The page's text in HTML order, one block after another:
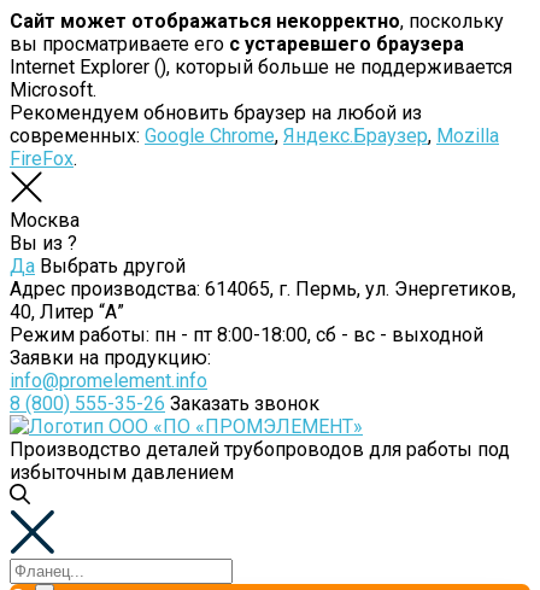
Сайт может отображаться некорректно, поскольку
вы просматриваете его с устаревшего браузера
Internet Explorer (), который больше не поддерживается
Microsoft.
Рекомендуем обновить браузер на любой из
современных: Google Chrome, Яндекс.Браузер, Mozilla
FireFox.
Москва
Вы из ?
Да Выбрать другой
Адрес производства: 614065, г. Пермь, ул. Энергетиков,
40, Литер “А”
Режим работы: пн - пт 8:00-18:00, сб - вс - выходной
Заявки на продукцию:
info@promelement.info
8 (800) 555-35-26 Заказать звонок
Производство деталей трубопроводов для работы под
избыточным давлением